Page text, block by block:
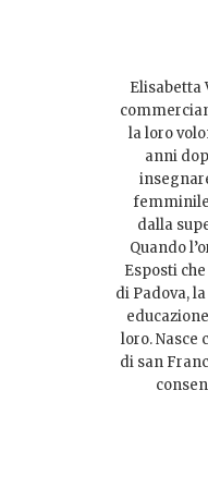
Elisabetta
la loro
anni
femminile
dalla
Quando
Esposti
di Padova,
loro. Nasce
di san